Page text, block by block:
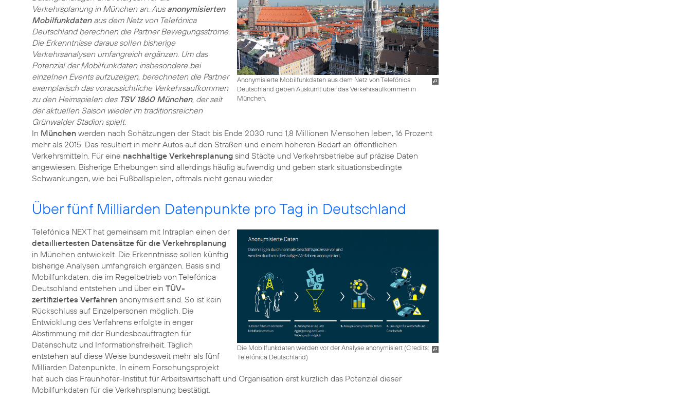
Anonymisierte Mobilfunkdaten aus dem Netz von Telefónica
Deutschland geben Auskunft über das Verkehrsaufkommen in
München.
Verkehrsplanung in München an. Aus anonymisierten
Mobilfunkdatenaus dem Netz von Telefónica
Deutschland berechnen die Partner Bewegungsströme.
Die Erkenntnisse daraus sollen bisherige
Verkehrsanalysen umfangreich ergänzen. Um das
Potenzial der Mobilfunkdaten insbesondere bei
einzelnen Events aufzuzeigen, berechneten die Partner
exemplarisch das voraussichtliche Verkehrsaufkommen
zu den Heimspielen des TSV 1860 München, der seit
der aktuellen Saison wieder im traditionsreichen
Grünwalder Stadion spielt.
In München werden nach Schätzungen der Stadt bis Ende 2030 rund 1,8 Millionen Menschen leben, 16 Prozent
mehr als 2015. Das resultiert in mehr Autos auf den Straßen und einem höheren Bedarf an öffentlichen
Verkehrsmitteln. Für eine nachhaltige Verkehrsplanung sind Städte und Verkehrsbetriebe auf präzise Daten
angewiesen. Bisherige Erhebungen sind allerdings häufig aufwendig und geben stark situationsbedingte
Schwankungen, wie bei Fußballspielen, oftmals nicht genau wieder.
Über fünf Milliarden Datenpunkte pro Tag in Deutschland
Die Mobilfunkdaten werden vor der Analyse anonymisiert (Credits:
Telefónica Deutschland)
Telefónica NEXT hat gemeinsam mit Intraplan einen der
detailliertesten Datensätze für die Verkehrsplanung
in München entwickelt. Die Erkenntnisse sollen künftig
bisherige Analysen umfangreich ergänzen. Basis sind
Mobilfunkdaten, die im Regelbetrieb von Telefónica
Deutschland entstehen und über ein TÜV-
zertifiziertes Verfahren anonymisiert sind. So ist kein
Rückschluss auf Einzelpersonen möglich. Die
Entwicklung des Verfahrens erfolgte in enger
Abstimmung mit der Bundesbeauftragten für
Datenschutz und Informationsfreiheit. Täglich
entstehen auf diese Weise bundesweit mehr als fünf
Milliarden Datenpunkte. In einem Forschungsprojekt
hat auch das Fraunhofer-Institut für Arbeitswirtschaft und Organisation erst kürzlich das Potenzial dieser
Mobilfunkdaten für die Verkehrsplanung bestätigt.